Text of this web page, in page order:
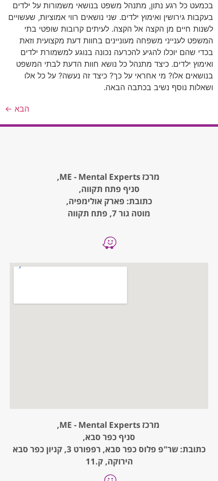
בכמעט כל רגע נתון, מתנהל משפט בנושאי משמורות על ילדים
בעקבות גירושין ואימוץ ילדים. שני נושאים רווי אמוציות, שעשויים
לשנות חיים מן הקצה אל הקצה. לעיתים קרובות שופטי בתי
המשפט לענייני משפחה מעוניינים בחוות דעת מקצועית וזאת
בכדי שהם יוכלו להגיע להכרעה נכונה בנוגע למשמורת ילדים
ואימוץ ילדים. כיצד מתנהל כל נושא חוות הדעת לבתי המשפט
בנושאים אלו? מי אחראי על כך? כיצד זה נעשה? על כל אלו
ושאלות נוסף נשיב בכתבה הבאה.
הבא ←
מרכז ME - Mental Experts,
סניף פתח תקווה,
כתובת: פארק אולימפיה,
מוטה גור 7, פתח תקווה
מרכז ME - Mental Experts,
סניף כפר סבא,
כתובת: שר"פ פלוס כפר סבא, רפפורט 3, קניון כפר סבא
הירוקה, ק.11